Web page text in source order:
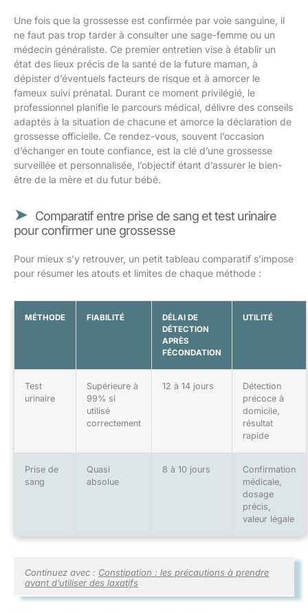
Une fois que la grossesse est confirmée par voie sanguine, il
ne faut pas trop tarder à consulter une sage-femme ou un
médecin généraliste. Ce premier entretien vise à établir un
état des lieux précis de la santé de la future maman, à
dépister d’éventuels facteurs de risque et à amorcer le
fameux suivi prénatal. Durant ce moment privilégié, le
professionnel planifie le parcours médical, délivre des conseils
adaptés à la situation de chacune et amorce la déclaration de
grossesse officielle. Ce rendez-vous, souvent l’occasion
d’échanger en toute confiance, est la clé d’une grossesse
surveillée et personnalisée, l’objectif étant d’assurer le bien-
être de la mère et du futur bébé.
Comparatif entre prise de sang et test urinaire
pour confirmer une grossesse
Pour mieux s’y retrouver, un petit tableau comparatif s’impose
pour résumer les atouts et limites de chaque méthode :
MÉTHODE FIABILITÉ
DÉLAI DE
DÉTECTION
APRÈS
FÉCONDATION
UTILITÉ
Test
urinaire
Supérieure à
99% si
utilisé
correctement
12 à 14 jours
Détection
précoce à
domicile,
résultat
rapide
Prise de
sang
Quasi
absolue
8 à 10 jours
Confirmation
médicale,
dosage
précis,
valeur légale
Continuez avec : Constipation : les précautions à prendre
avant d’utiliser des laxatifs